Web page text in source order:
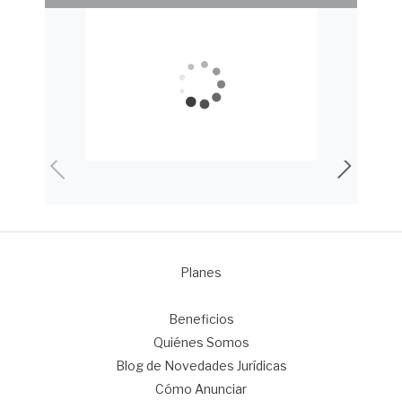
Planes
Beneficios
Quiénes Somos
Blog de Novedades Jurídicas
Cómo Anunciar